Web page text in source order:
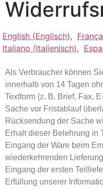
English(Englisch)
Italiano (Italienisch)
Als Verbraucher können
innerhalb von 14 Tagen
Textform (z. B. Brief, Fax,
Sache vor Fristablauf
Rücksendung der Sache
Erhalt dieser Belehrung in
Eingang der Ware beim
wiederkehrenden
Eingang der ersten
Erfüllung unserer